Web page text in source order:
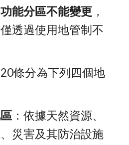
能分區不能變更 ，
透過使用地管制不
條分為下列四個地
：依據天然資源、
災害及其防治設施